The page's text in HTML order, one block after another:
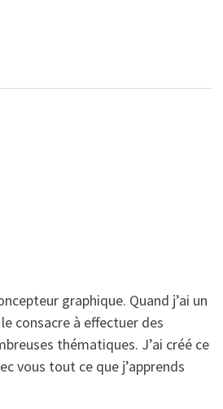
graphique. Quand j’ai un
consacre à effectuer des
thématiques. J’ai créé ce
vous tout ce que j’apprends